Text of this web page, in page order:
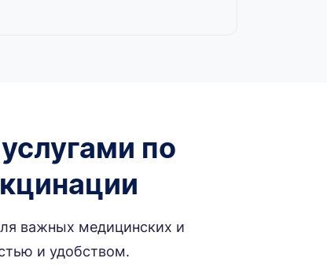
по
важных медицинских и
и удобством.